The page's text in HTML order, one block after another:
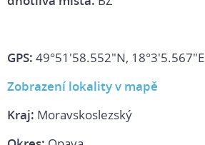
GPS: 49°51'58.552"N, 18°3'5.567"E
Zobrazení lokality v mapě
Kraj: Moravskoslezský